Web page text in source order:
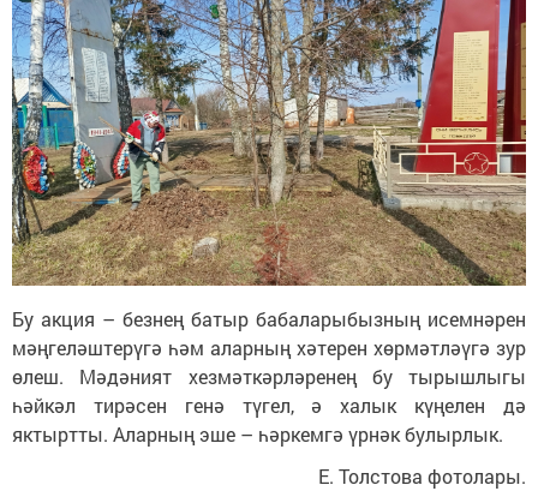
Бу акция – безнең батыр бабаларыбызның исемнәрен
мәңгеләштерүгә һәм аларның хәтерен хөрмәтләүгә зур
өлеш. Мәдәният хезмәткәрләренең бу тырышлыгы
һәйкәл тирәсен генә түгел, ә халык күңелен дә
яктыртты. Аларның эше – һәркемгә үрнәк булырлык.
Е. Толстова фотолары.